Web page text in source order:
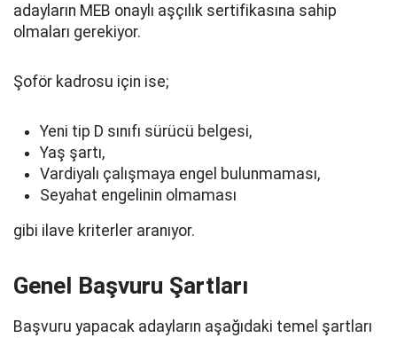
adayların MEB onaylı aşçılık sertifikasına sahip
olmaları gerekiyor.
Şoför kadrosu için ise;
Yeni tip D sınıfı sürücü belgesi,
Yaş şartı,
Vardiyalı çalışmaya engel bulunmaması,
Seyahat engelinin olmaması
gibi ilave kriterler aranıyor.
Genel Başvuru Şartları
Başvuru yapacak adayların aşağıdaki temel şartları